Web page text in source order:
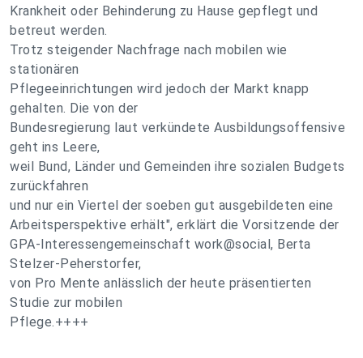
Krankheit oder Behinderung zu Hause gepflegt und
betreut werden.
Trotz steigender Nachfrage nach mobilen wie
stationären
Pflegeeinrichtungen wird jedoch der Markt knapp
gehalten. Die von der
Bundesregierung laut verkündete Ausbildungsoffensive
geht ins Leere,
weil Bund, Länder und Gemeinden ihre sozialen Budgets
zurückfahren
und nur ein Viertel der soeben gut ausgebildeten eine
Arbeitsperspektive erhält", erklärt die Vorsitzende der
GPA-Interessengemeinschaft work@social, Berta
Stelzer-Peherstorfer,
von Pro Mente anlässlich der heute präsentierten
Studie zur mobilen
Pflege.++++